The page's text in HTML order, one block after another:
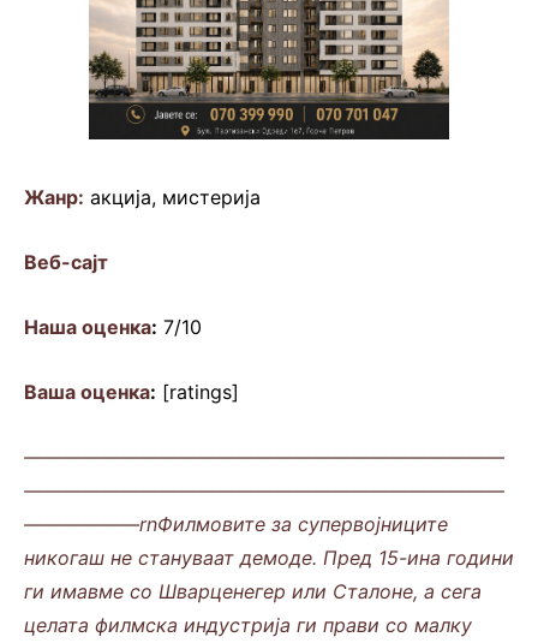
Жанр: акција, мистерија
Веб-сајт
Наша оценка: 7/10
Ваша оценка: [ratings]
—————————————————————————
—————————————————————————
——————rnФилмовите за супервојниците
никогаш не стануваат демоде. Пред 15-ина години
ги имавме со Шварценегер или Сталоне, а сега
целата филмска индустрија ги прави со малку